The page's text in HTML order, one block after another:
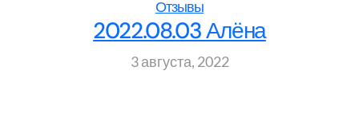
Отзывы
2022.08.03 Алёна
3 августа, 2022